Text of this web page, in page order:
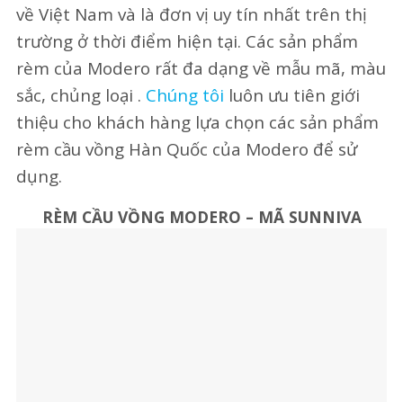
về Việt Nam và là đơn vị uy tín nhất trên thị
trường ở thời điểm hiện tại. Các sản phẩm
rèm của Modero rất đa dạng về mẫu mã, màu
sắc, chủng loại . Chúng tôi luôn ưu tiên giới
thiệu cho khách hàng lựa chọn các sản phẩm
rèm cầu vồng Hàn Quốc của Modero để sử
dụng.
RÈM CẦU VỒNG MODERO – MÃ SUNNIVA